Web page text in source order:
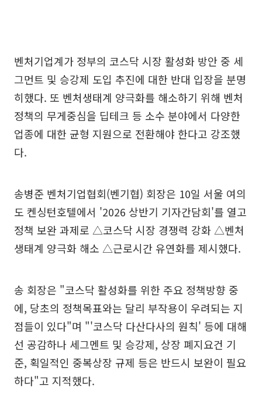
벤처기업계가 정부의 코스닥 시장 활성화 방안 중 세
그먼트 및 승강제 도입 추진에 대한 반대 입장을 분명
히했다. 또 벤처생태계 양극화를 해소하기 위해 벤처
정책의 무게중심을 딥테크 등 소수 분야에서 다양한
업종에 대한 균형 지원으로 전환해야 한다고 강조했
다.
송병준 벤처기업협회(벤기협) 회장은 10일 서울 여의
도 켄싱턴호텔에서 '2026 상반기 기자간담회'를 열고
정책 보완 과제로 △코스닥 시장 경쟁력 강화 △벤처
생태계 양극화 해소 △근로시간 유연화를 제시했다.
송 회장은 "코스닥 활성화를 위한 주요 정책방향 중
에, 당초의 정책목표와는 달리 부작용이 우려되는 지
점들이 있다"며 "'코스닥 다산다사의 원칙' 등에 대해
선 공감하나 세그멘트 및 승강제, 상장 폐지요건 기
준, 획일적인 중복상장 규제 등은 반드시 보완이 필요
하다"고 지적했다.